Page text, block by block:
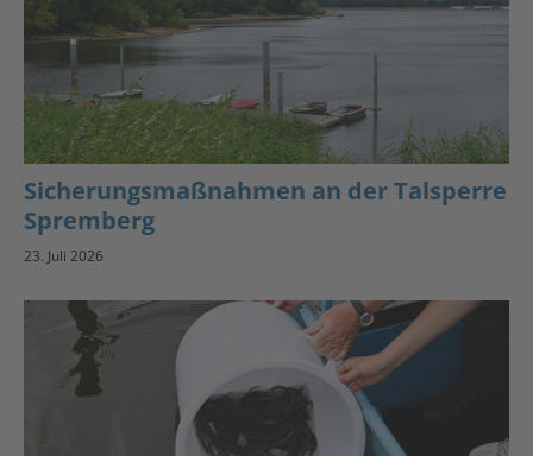
Sicherungsmaßnahmen an der Talsperre
Spremberg
23. Juli 2026